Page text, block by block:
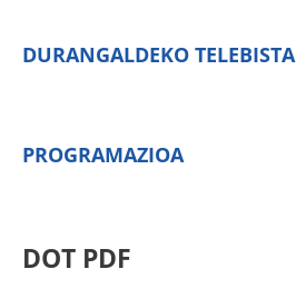
DURANGALDEKO TELEBISTA
PROGRAMAZIOA
DOT PDF